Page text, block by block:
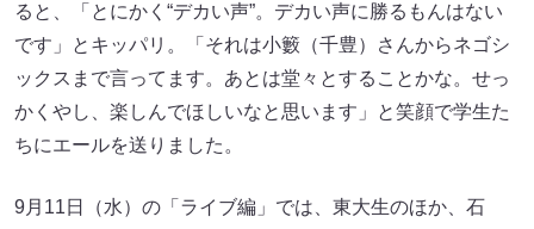
ると、「とにかく“デカい声”。デカい声に勝るもんはない
です」とキッパリ。「それは小籔（千豊）さんからネゴシ
ックスまで言ってます。あとは堂々とすることかな。せっ
かくやし、楽しんでほしいなと思います」と笑顔で学生た
ちにエールを送りました。
9月11日（水）の「ライブ編」では、東大生のほか、石